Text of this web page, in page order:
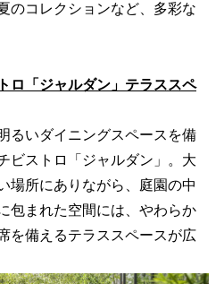
のコレクションなど、多彩な
ロ「ジャルダン」テラススペ
るいダイニングスペースを備
ビストロ「ジャルダン」。大
場所にありながら、庭園の中
包まれた空間には、やわらか
を備えるテラススペースが広